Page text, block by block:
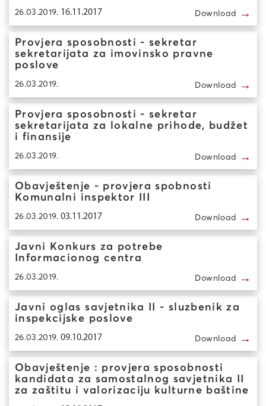
26.03.2019. Download →
16.11.2017
Provjera sposobnosti - sekretar
sekretarijata za imovinsko pravne
poslove
26.03.2019. Download →
Provjera sposobnosti - sekretar
sekretarijata za lokalne prihode, budžet
i finansije
26.03.2019. Download →
Obavještenje - provjera spobnosti
Komunalni inspektor III
26.03.2019. Download →
03.11.2017
Javni Konkurs za potrebe
Informacionog centra
26.03.2019. Download →
Javni oglas savjetnika II - sluzbenik za
inspekcijske poslove
26.03.2019. Download →
09.10.2017
Obavještenje : provjera sposobnosti
kandidata za samostalnog savjetnika II
za zaštitu i valorizaciju kulturne baštine